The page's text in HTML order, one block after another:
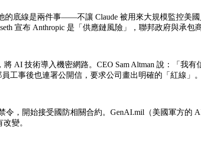
底線是兩件事——不讓 Claude 被用來大規模監控美
宣布 Anthropic 是「供應鏈風險」，聯邦政府與承包
AI 技術導入機密網路。CEO Sam Altman 說：「
工事後也連署公開信，要求公司畫出明確的「紅線」。
，開始接受國防相關合約。GenAI.mil（美國軍方的
變。